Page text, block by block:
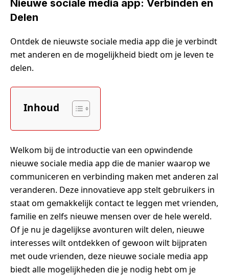
Nieuwe sociale media app: Verbinden en
Delen
Ontdek de nieuwste sociale media app die je verbindt
met anderen en de mogelijkheid biedt om je leven te
delen.
Inhoud
Welkom bij de introductie van een opwindende
nieuwe sociale media app die de manier waarop we
communiceren en verbinding maken met anderen zal
veranderen. Deze innovatieve app stelt gebruikers in
staat om gemakkelijk contact te leggen met vrienden,
familie en zelfs nieuwe mensen over de hele wereld.
Of je nu je dagelijkse avonturen wilt delen, nieuwe
interesses wilt ontdekken of gewoon wilt bijpraten
met oude vrienden, deze nieuwe sociale media app
biedt alle mogelijkheden die je nodig hebt om je